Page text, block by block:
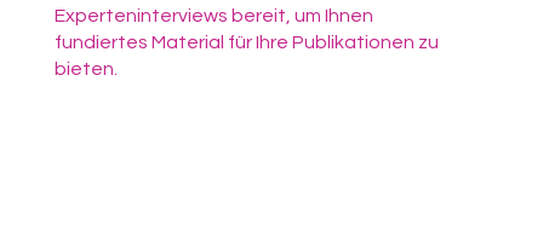
Experteninterviews bereit, um Ihnen
fundiertes Material für Ihre Publikationen zu
bieten.